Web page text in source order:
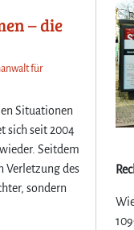
– die
für
Situationen
sich seit 2004
Seitdem
Verletzung des
sondern